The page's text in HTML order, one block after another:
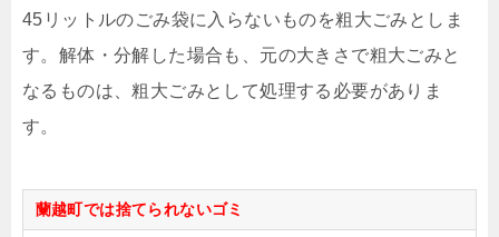
45リットルのごみ袋に入らないものを粗大ごみとしま
す。解体・分解した場合も、元の大きさで粗大ごみと
なるものは、粗大ごみとして処理する必要がありま
す。
蘭越町では捨てられないゴミ